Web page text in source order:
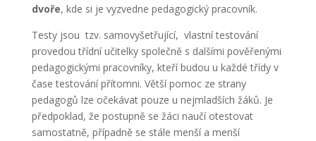
dvoře, kde si je vyzvedne pedagogický pracovník.
Testy jsou tzv. samovyšetřující, vlastní testování
provedou třídní učitelky společně s dalšími pověřenými
pedagogickými pracovníky, kteří budou u každé třídy v
čase testování přítomni. Větší pomoc ze strany
pedagogů lze očekávat pouze u nejmladších žáků. Je
předpoklad, že postupně se žáci naučí otestovat
samostatně, případně se stále menší a menší